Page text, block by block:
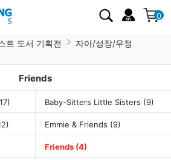
0
트 도서 기획전
자아/성장/우정
Friends
Baby-Sitters Little Sisters (9)
Emmie & Friends (9)
Friends (4)